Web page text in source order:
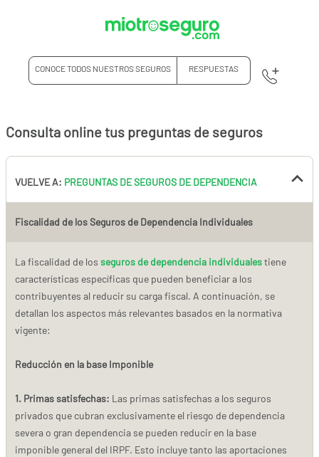
CONOCE TODOS NUESTROS SEGUROS RESPUESTAS
Consulta online tus preguntas de seguros
VUELVE A: PREGUNTAS DE SEGUROS DE DEPENDENCIA
Fiscalidad de los Seguros de Dependencia Individuales
La fiscalidad de los seguros de dependencia individualestiene
características específicas que pueden beneficiar a los
contribuyentes al reducir su carga fiscal. A continuación, se
detallan los aspectos más relevantes basados en la normativa
vigente:
Reducción en la base Imponible
1. Primas satisfechas: Las primas satisfechas a los seguros
privados que cubran exclusivamente el riesgo de dependencia
severa o gran dependencia se pueden reducir en la base
imponible general del IRPF. Esto incluye tanto las aportaciones